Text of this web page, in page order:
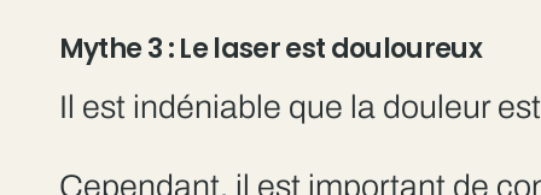
Mythe 3 : Le laser est douloureux
Il est indéniable que la douleur
Cependant, il est important de